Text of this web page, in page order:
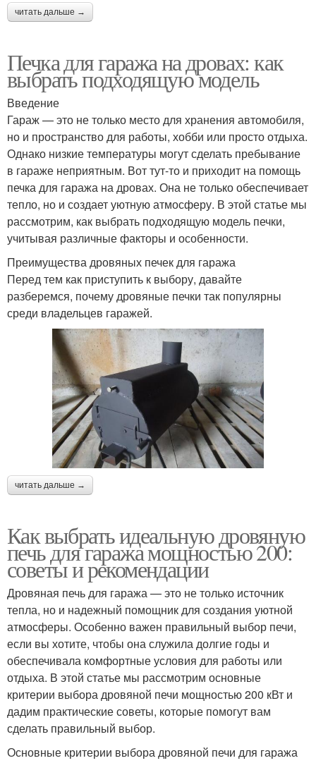
читать дальше →
Печка для гаража на дровах: как
выбрать подходящую модель
Введение
Гараж — это не только место для хранения автомобиля,
но и пространство для работы, хобби или просто отдыха.
Однако низкие температуры могут сделать пребывание
в гараже неприятным. Вот тут-то и приходит на помощь
печка для гаража на дровах. Она не только обеспечивает
тепло, но и создает уютную атмосферу. В этой статье мы
рассмотрим, как выбрать подходящую модель печки,
учитывая различные факторы и особенности.
Преимущества дровяных печек для гаража
Перед тем как приступить к выбору, давайте
разберемся, почему дровяные печки так популярны
среди владельцев гаражей.
читать дальше →
Как выбрать идеальную дровяную
печь для гаража мощностью 200:
советы и рекомендации
Дровяная печь для гаража — это не только источник
тепла, но и надежный помощник для создания уютной
атмосферы. Особенно важен правильный выбор печи,
если вы хотите, чтобы она служила долгие годы и
обеспечивала комфортные условия для работы или
отдыха. В этой статье мы рассмотрим основные
критерии выбора дровяной печи мощностью 200 кВт и
дадим практические советы, которые помогут вам
сделать правильный выбор.
Основные критерии выбора дровяной печи для гаража